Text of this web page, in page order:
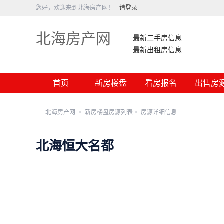
您好，欢迎来到北海房产网！ 请登录
北海房产网
最新二手房信息
最新出租房信息
首页 新房楼盘 看房报名 出售房
北海房产网 > 新房楼盘房源列表 > 房源详细信息
北海恒大名都